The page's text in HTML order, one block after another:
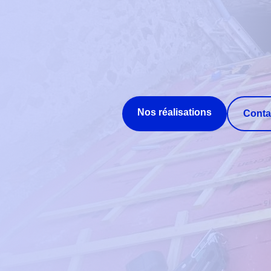
Nos réalisations